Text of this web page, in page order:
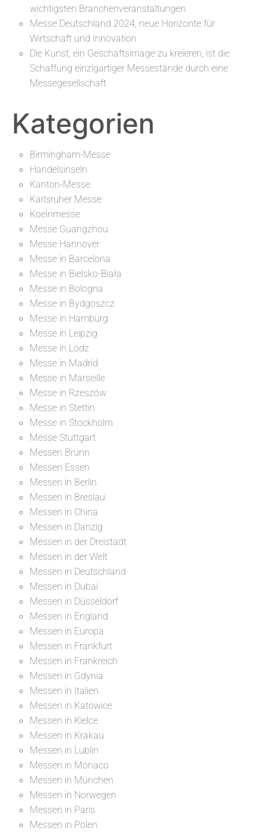
wichtigsten Branchenveranstaltungen
Messe Deutschland 2024, neue Horizonte für
Wirtschaft und Innovation
Die Kunst, ein Geschäftsimage zu kreieren, ist die
Schaffung einzigartiger Messestände durch eine
Messegesellschaft
Kategorien
Birmingham-Messe
Handelsinseln
Kanton-Messe
Karlsruher Messe
Koelnmesse
Messe Guangzhou
Messe Hannover
Messe in Barcelona
Messe in Bielsko-Biała
Messe in Bologna
Messe in Bydgoszcz
Messe in Hamburg
Messe in Leipzig
Messe in Lodz
Messe in Madrid
Messe in Marseille
Messe in Rzeszów
Messe in Stettin
Messe in Stockholm
Messe Stuttgart
Messen Brünn
Messen Essen
Messen in Berlin
Messen in Breslau
Messen in China
Messen in Danzig
Messen in der Dreistadt
Messen in der Welt
Messen in Deutschland
Messen in Dubai
Messen in Düsseldorf
Messen in England
Messen in Europa
Messen in Frankfurt
Messen in Frankreich
Messen in Gdynia
Messen in Italien
Messen in Katowice
Messen in Kielce
Messen in Krakau
Messen in Lublin
Messen in Monaco
Messen in München
Messen in Norwegen
Messen in Paris
Messen in Polen